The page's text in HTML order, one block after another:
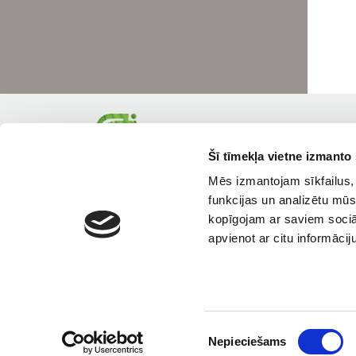
Šī tīmekļa vietne izmanto
Mēs izmantojam
funkcijas un analizētu
kopīgojam ar saviem
apvienot ar citu
izvēle
Nepieciešams